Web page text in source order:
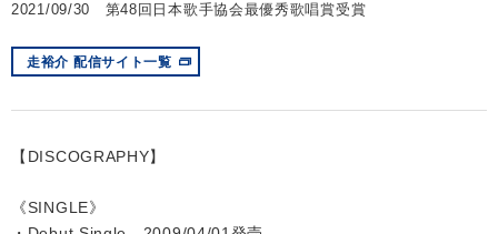
2021/09/30 第48回日本歌手協会最優秀歌唱賞受賞
走裕介 配信サイト一覧
【DISCOGRAPHY】
《SINGLE》